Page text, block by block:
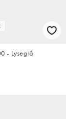
- Lysegrå